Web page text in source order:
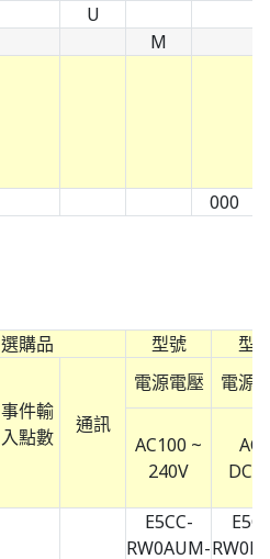
U
M
000
選購品 型號
型
事件輸
入點數
通訊
電源電壓 電源
AC100 ~
240V
AC
E5CC-
RW0AUM-